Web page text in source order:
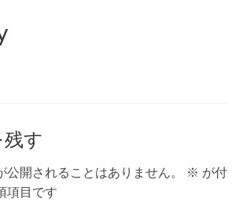
す
公開されることはありません。 ※ が付
項目です